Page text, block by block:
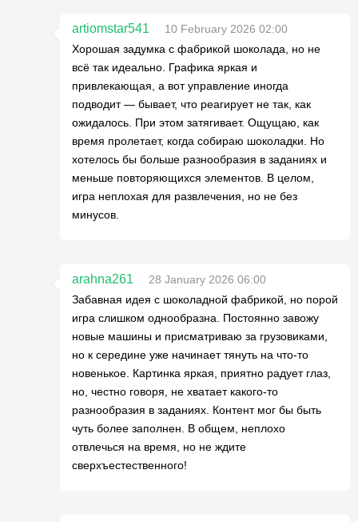
artiomstar541
10 February 2026 02:00
Хорошая задумка с фабрикой шоколада, но не
всё так идеально. Графика яркая и
привлекающая, а вот управление иногда
подводит — бывает, что реагирует не так, как
ожидалось. При этом затягивает. Ощущаю, как
время пролетает, когда собираю шоколадки. Но
хотелось бы больше разнообразия в заданиях и
меньше повторяющихся элементов. В целом,
игра неплохая для развлечения, но не без
минусов.
arahna261
28 January 2026 06:00
Забавная идея с шоколадной фабрикой, но порой
игра слишком однообразна. Постоянно завожу
новые машины и присматриваю за грузовиками,
но к середине уже начинает тянуть на что-то
новенькое. Картинка яркая, приятно радует глаз,
но, честно говоря, не хватает какого-то
разнообразия в заданиях. Контент мог бы быть
чуть более заполнен. В общем, неплохо
отвлечься на время, но не ждите
сверхъестественного!